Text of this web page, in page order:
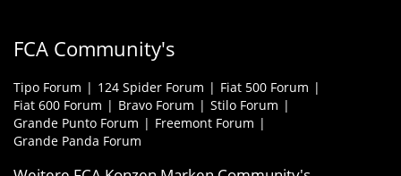
FCA Community's
Tipo Forum 124 Spider Forum
Fiat 500 Forum
Fiat 600 Forum
Bravo Forum
Stilo Forum
Grande Punto Forum
Freemont Forum
Grande Panda Forum